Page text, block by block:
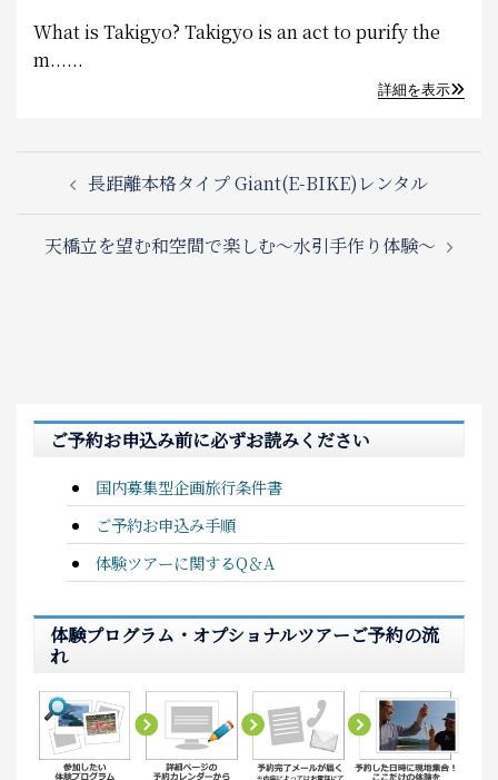
What is Takigyo? Takigyo is an act to purify the
m......
詳細を表示
Post
navigation
長距離本格タイプ Giant(E-BIKE)レンタル
天橋立を望む和空間で楽しむ～水引手作り体験～
ご予約お申込み前に必ずお読みください
国内募集型企画旅行条件書
ご予約お申込み手順
体験ツアーに関するQ＆A
体験プログラム・オプショナルツアーご予約の流
れ